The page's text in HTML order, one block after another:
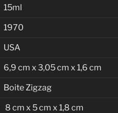
15ml
1970
USA
6,9 cm x 3,05 cm x 1,6 cm
Boite Zigzag
8 cm x 5 cm x 1,8 cm